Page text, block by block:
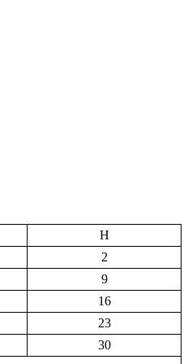
Н
2
9
16
23
30